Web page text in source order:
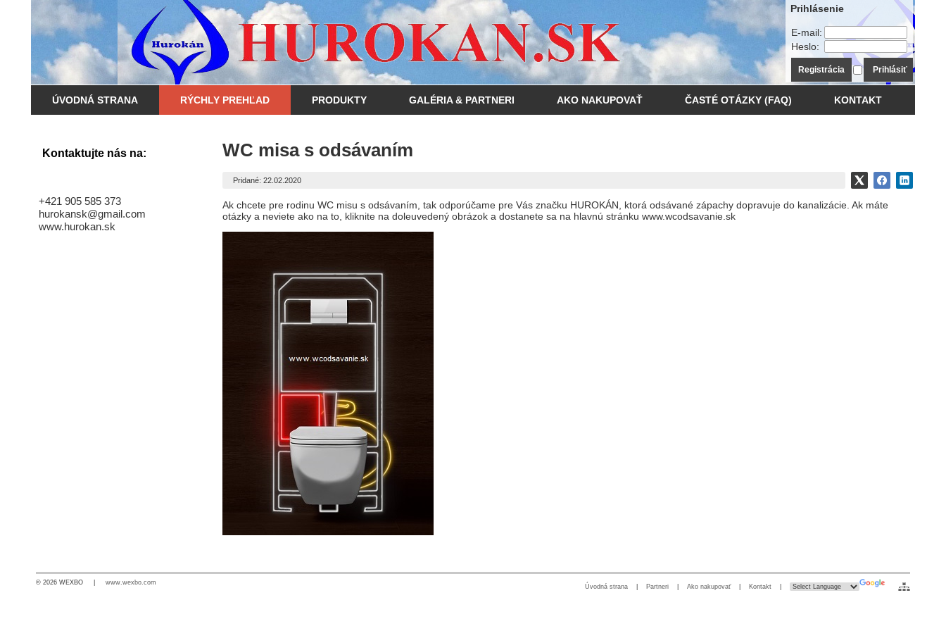
Prihlásenie
E-mail:
Heslo:
Registrácia Prihlásiť
ÚVODNÁ STRANA RÝCHLY PREHĽAD PRODUKTY GALÉRIA & PARTNERI AKO NAKUPOVAŤ ČASTÉ OTÁZKY (FAQ) KONTAKT
Kontaktujte nás na:
+421 905 585 373
hurokansk@gmail.com
www.hurokan.sk
WC misa s odsávaním
Pridané: 22.02.2020
Ak chcete pre rodinu WC misu s odsávaním, tak odporúčame pre Vás značku HUROKÁN, ktorá odsávané zápachy dopravuje do kanalizácie. Ak máte
otázky a neviete ako na to, kliknite na doleuvedený obrázok a dostanete sa na hlavnú stránku www.wcodsavanie.sk
© 2026 WEXBO | www.wexbo.com
Úvodná strana Partneri Ako nakupovať| Kontakt